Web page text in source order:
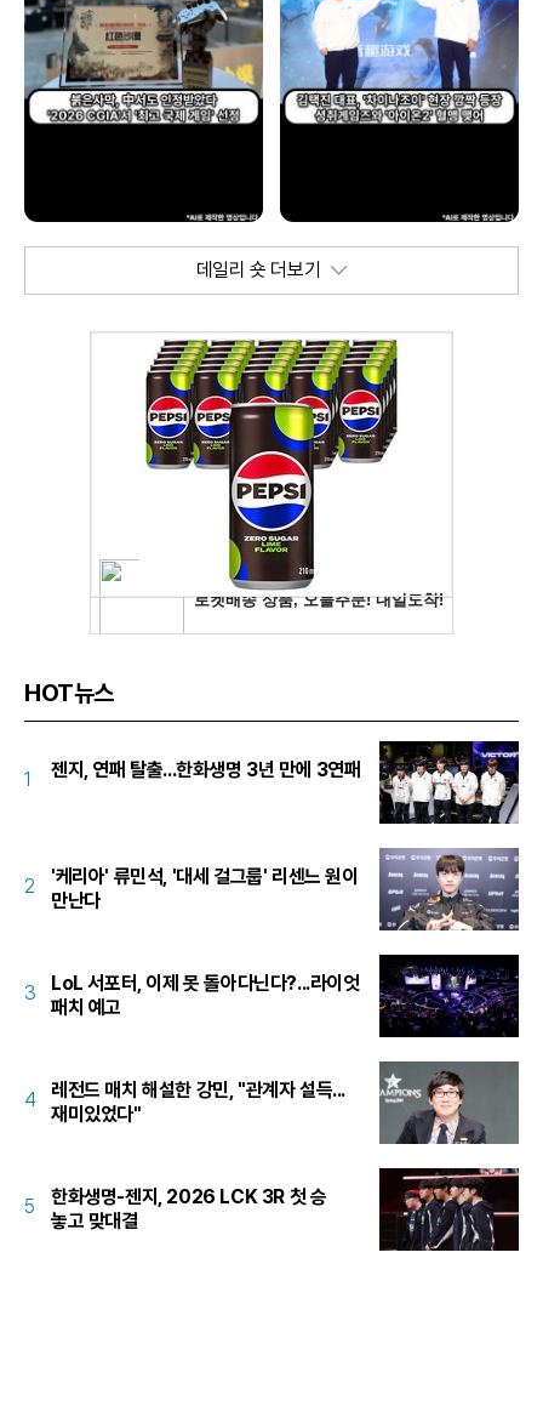
데일리 숏 더보기
HOT뉴스
1 젠지, 연패 탈출...한화생명 3년 만에 3연패
2
'케리아' 류민석, '대세 걸그룹' 리센느 원이
만난다
3
LoL 서포터, 이제 못 돌아다닌다?...라이엇
패치 예고
4
레전드 매치 해설한 강민, "관계자 설득...
재미있었다"
5
한화생명-젠지, 2026 LCK 3R 첫 승
놓고 맞대결